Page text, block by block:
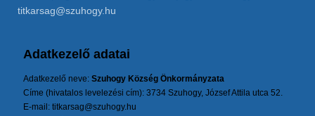
titkarsag@szuhogy.hu